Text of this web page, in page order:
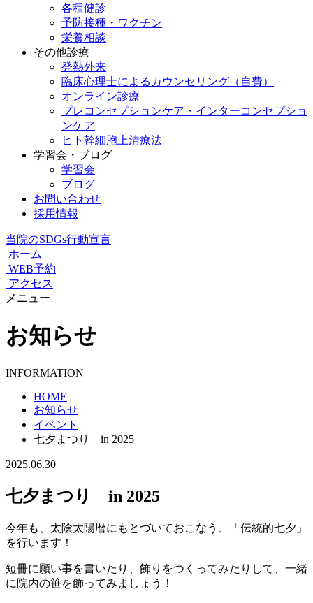
各種健診
予防接種・ワクチン
栄養相談
その他診療
発熱外来
臨床心理士によるカウンセリング（自費）
オンライン診療
プレコンセプションケア・インターコンセプショ
ンケア
ヒト幹細胞上清療法
学習会・ブログ
学習会
ブログ
お問い合わせ
採用情報
当院のSDGs行動宣言
ホーム
WEB予約
アクセス
メニュー
お知らせ
INFORMATION
HOME
お知らせ
イベント
七夕まつり in 2025
2025.06.30
七夕まつり in 2025
今年も、太陰太陽暦にもとづいておこなう、「伝統的七夕」
を行います！
短冊に願い事を書いたり、飾りをつくってみたりして、一緒
に院内の笹を飾ってみましょう！